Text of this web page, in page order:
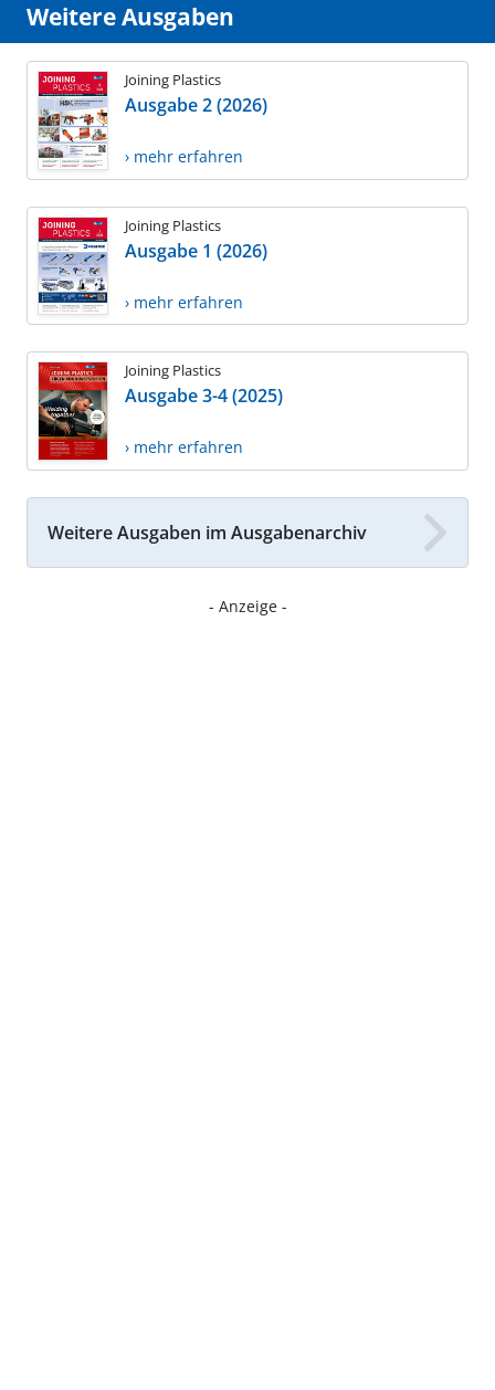
Weitere Ausgaben
Joining Plastics
Ausgabe 2 (2026)
› mehr erfahren
Joining Plastics
Ausgabe 1 (2026)
› mehr erfahren
Joining Plastics
Ausgabe 3-4 (2025)
› mehr erfahren
Weitere Ausgaben im Ausgabenarchiv
- Anzeige -